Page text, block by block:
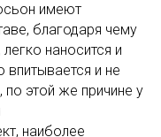
имеют
благодаря чему
наносится и
и не
по этой же причине у
наиболее